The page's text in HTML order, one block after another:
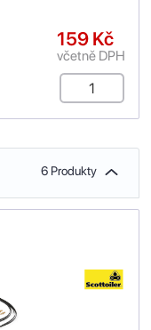
159 Kč
včetně DPH
6 Produkty